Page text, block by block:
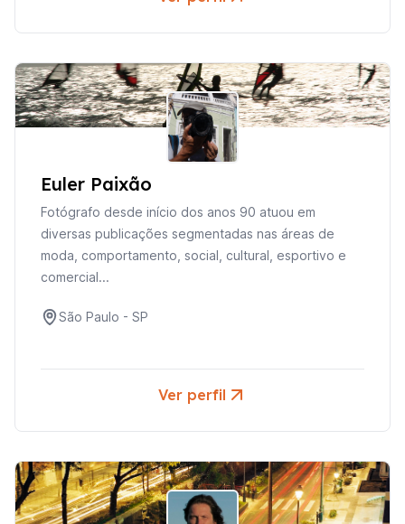
Euler Paixão
Fotógrafo desde início dos anos 90 atuou em
diversas publicações segmentadas nas áreas de
moda, comportamento, social, cultural, esportivo e
comercial...
São Paulo - SP
Ver perfil